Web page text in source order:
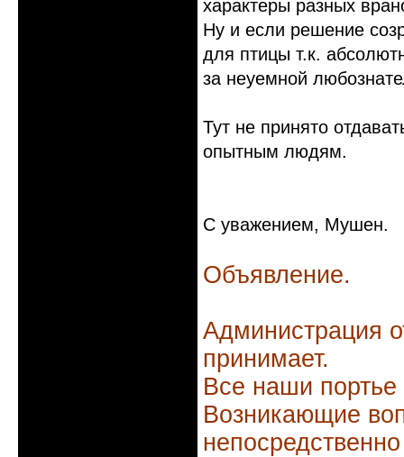
характеры разных
Ну и если решение
для птицы т.к.
за неуемной
Тут не принято
опытным людям.
С уважением, Мушен.
Объявление.
Администрация
принимает.
Все наши
Возникающие